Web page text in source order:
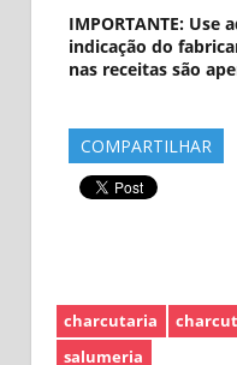
IMPORTANTE:
indicação do
nas receitas são
COMPARTILHAR
charcutaria
salumeria